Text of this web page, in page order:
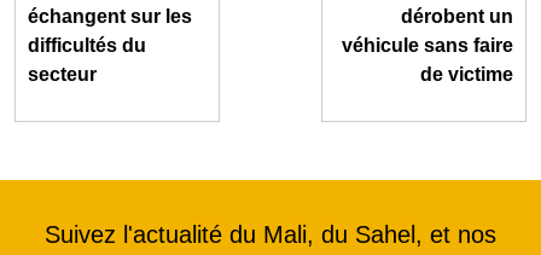
échangent sur les
difficultés du
secteur
dérobent un
véhicule sans faire
de victime
Suivez l'actualité du Mali, du Sahel, et nos